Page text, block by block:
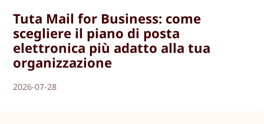
Tuta Mail for Business: come
scegliere il piano di posta
elettronica più adatto alla tua
organizzazione
2026-07-28